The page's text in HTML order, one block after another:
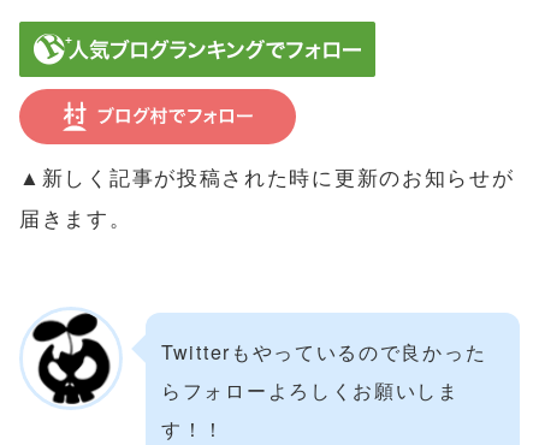
▲新しく記事が投稿された時に更新のお知らせが
届きます。
Twitterもやっているので良かった
らフォローよろしくお願いしま
す！！